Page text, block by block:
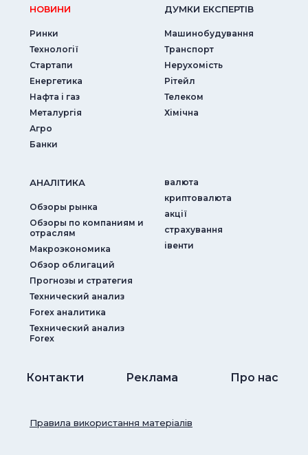
НОВИНИ
Ринки
Технології
Стартапи
Енергетика
Нафта і газ
Металургія
Агро
Банки
ДУМКИ ЕКСПЕРТIВ
Машинобудування
Транспорт
Нерухомість
Рітейл
Телеком
Хімічна
АНАЛIТИКА
Обзоры рынка
Обзоры по компаниям и
отраслям
Макроэкономика
Обзор облигаций
Прогнозы и стратегия
Технический анализ
Forex аналитика
Технический анализ
Forex
валюта
криптовалюта
акції
страхування
iвенти
Контакти Реклама Про нас
Правила використання матеріалів